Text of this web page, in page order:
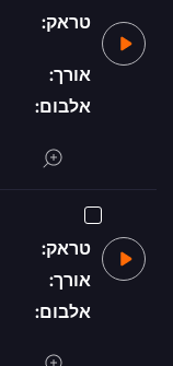
טראק:
אורך:
אלבום:
טראק:
אורך:
אלבום: